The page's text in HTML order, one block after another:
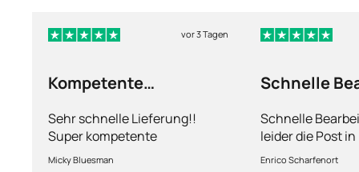
vor 3 Tagen
Kompetente
Sehr schnelle Lieferung!!
Super kompetente
Abhandlung!
Micky Bluesman
Schnelle
Schnelle
leider die Post
kriegt es nicht
Enrico Scharfenort